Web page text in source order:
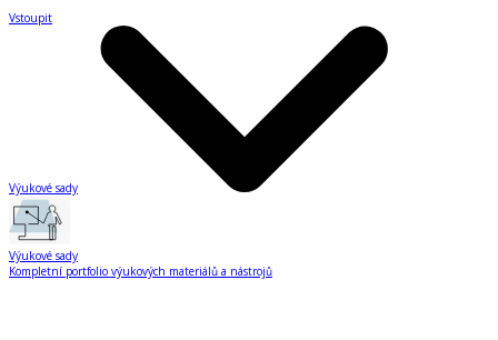
Vstoupit
Výukové sady
Výukové sady
Kompletní portfolio výukových materiálů a nástrojů